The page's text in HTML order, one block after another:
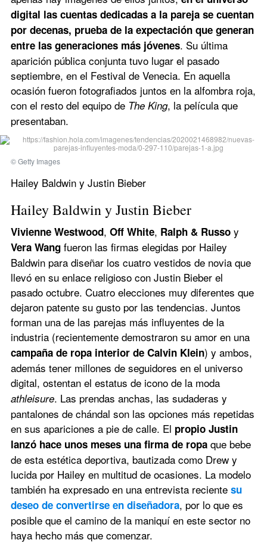
digital las cuentas dedicadas a la pareja se cuentan
por decenas, prueba de la expectación que generan
entre las generaciones más jóvenes. Su última
aparición pública conjunta tuvo lugar el pasado
septiembre, en el Festival de Venecia. En aquella
ocasión fueron fotografiados juntos en la alfombra roja,
con el resto del equipo de The King, la película que
presentaban.
© Getty Images
Hailey Baldwin y Justin Bieber
Hailey Baldwin y Justin Bieber
Vivienne Westwood, Off White, Ralph & Russo y
Vera Wang fueron las firmas elegidas por Hailey
Baldwin para diseñar los cuatro vestidos de novia que
llevó en su enlace religioso con Justin Bieber el
pasado octubre. Cuatro elecciones muy diferentes que
dejaron patente su gusto por las tendencias. Juntos
forman una de las parejas más influyentes de la
industria (recientemente demostraron su amor en una
campaña de ropa interior de Calvin Klein) y ambos,
además tener millones de seguidores en el universo
digital, ostentan el estatus de icono de la moda
athleisure. Las prendas anchas, las sudaderas y
pantalones de chándal son las opciones más repetidas
en sus apariciones a pie de calle. El propio Justin
lanzó hace unos meses una firma de ropa que bebe
de esta estética deportiva, bautizada como Drew y
lucida por Hailey en multitud de ocasiones. La modelo
también ha expresado en una entrevista reciente su
deseo de convertirse en diseñadora, por lo que es
posible que el camino de la maniquí en este sector no
haya hecho más que comenzar.